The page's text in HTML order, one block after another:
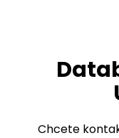
Chcete